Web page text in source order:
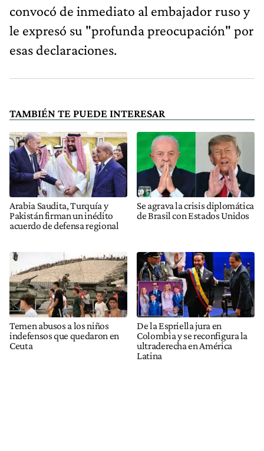
convocó de inmediato al embajador ruso y
le expresó su "profunda preocupación" por
esas declaraciones.
TAMBIÉN TE PUEDE INTERESAR
Arabia Saudita, Turquía y
Pakistán firman un inédito
acuerdo de defensa regional
Se agrava la crisis diplomática
de Brasil con Estados Unidos
Temen abusos a los niños
indefensos que quedaron en
Ceuta
De la Espriella jura en
Colombia y se reconfigura la
ultraderecha en América
Latina